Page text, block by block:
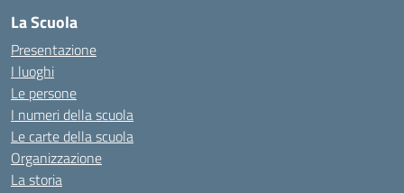
La Scuola
Presentazione
I luoghi
Le persone
I numeri della scuola
Le carte della scuola
Organizzazione
La storia